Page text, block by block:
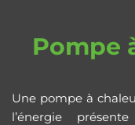
Pompe
Une pompe à
l’énergie